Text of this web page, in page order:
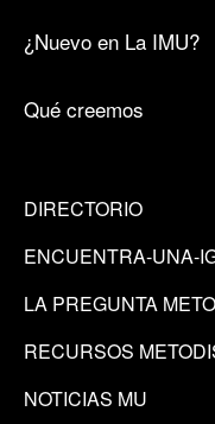
¿Nuevo en La IMU?
Qué creemos
DIRECTORIO
ENCUENTRA-UNA-
LA PREGUNTA
RECURSOS
NOTICIAS MU